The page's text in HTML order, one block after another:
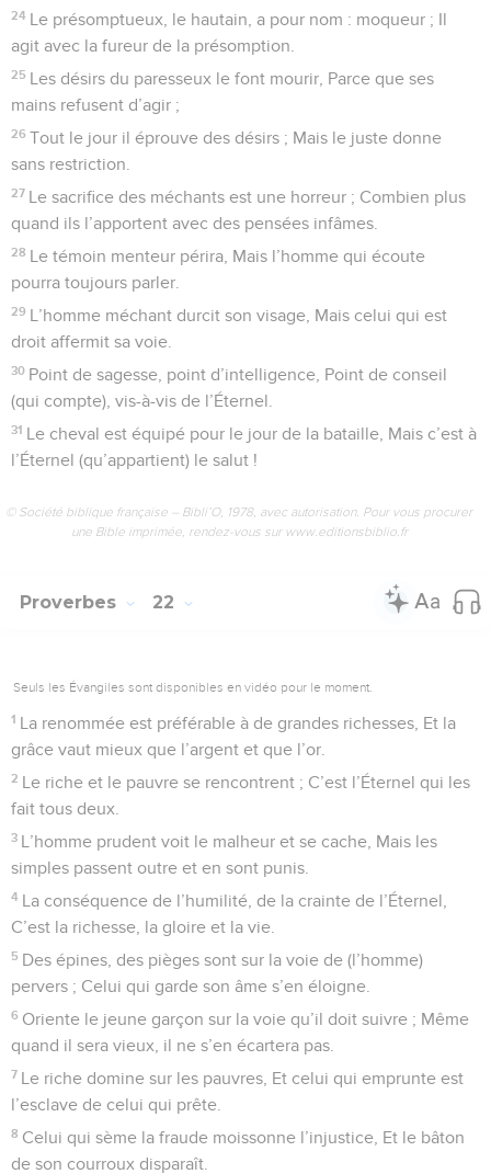
24 Le présomptueux, le hautain, a pour nom : moqueur ; Il
agit avec la fureur de la présomption.
25 Les désirs du paresseux le font mourir, Parce que ses
mains refusent d’agir ;
26 Tout le jour il éprouve des désirs ; Mais le juste donne
sans restriction.
27 Le sacrifice des méchants est une horreur ; Combien plus
quand ils l’apportent avec des pensées infâmes.
28 Le témoin menteur périra, Mais l’homme qui écoute
pourra toujours parler.
29 L’homme méchant durcit son visage, Mais celui qui est
droit affermit sa voie.
30 Point de sagesse, point d’intelligence, Point de conseil
(qui compte), vis-à-vis de l’Éternel.
31 Le cheval est équipé pour le jour de la bataille, Mais c’est à
l’Éternel (qu’appartient) le salut !
© Société biblique française – Bibli’O, 1978, avec autorisation. Pour vous procurer
une Bible imprimée, rendez-vous sur www.editionsbiblio.fr
Proverbes 22
Seuls les Évangiles sont disponibles en vidéo pour le moment.
1 La renommée est préférable à de grandes richesses, Et la
grâce vaut mieux que l’argent et que l’or.
2 Le riche et le pauvre se rencontrent ; C’est l’Éternel qui les
fait tous deux.
3 L’homme prudent voit le malheur et se cache, Mais les
simples passent outre et en sont punis.
4 La conséquence de l’humilité, de la crainte de l’Éternel,
C’est la richesse, la gloire et la vie.
5 Des épines, des pièges sont sur la voie de (l’homme)
pervers ; Celui qui garde son âme s’en éloigne.
6 Oriente le jeune garçon sur la voie qu’il doit suivre ; Même
quand il sera vieux, il ne s’en écartera pas.
7 Le riche domine sur les pauvres, Et celui qui emprunte est
l’esclave de celui qui prête.
8 Celui qui sème la fraude moissonne l’injustice, Et le bâton
de son courroux disparaît.